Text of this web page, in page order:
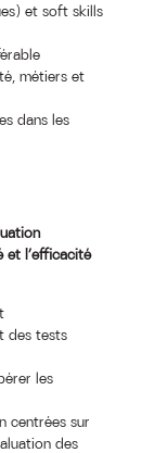
et soft skills
métiers et
dans les
et l’efficacité
des tests
les
centrées sur
des